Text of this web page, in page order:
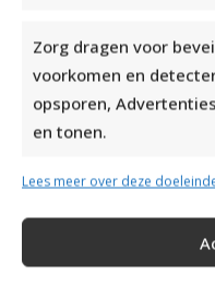
Zorg dragen voor
voorkomen en
opsporen,
en tonen.
Lees meer over deze
Drops Alpaca,Drops Kid-Silk